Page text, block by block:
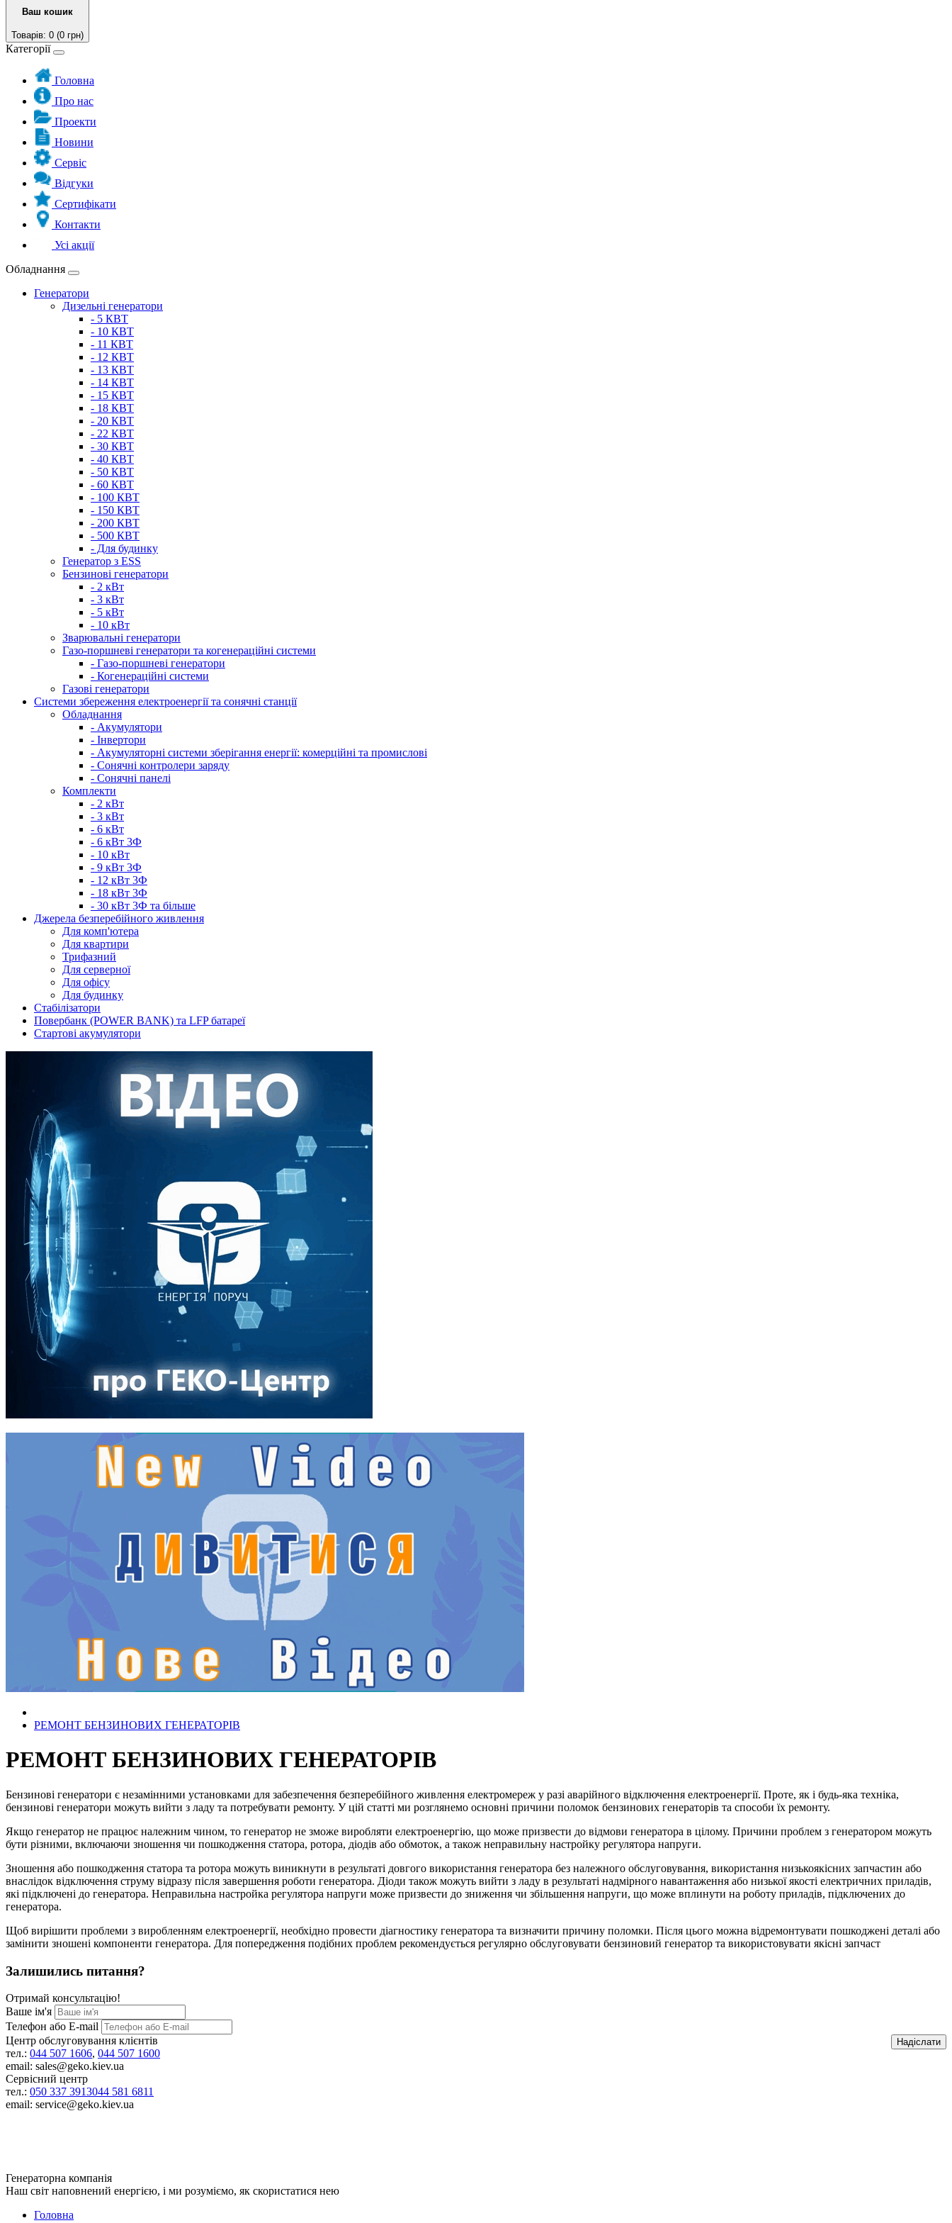
Ваш кошик
Товарів: 0 (0 грн)
Категорії
Головна
Про нас
Проекти
Новини
Сервіс
Відгуки
Сертифікати
Контакти
Усі акції
Обладнання
Генератори
Дизельні генератори
- 5 КВТ
- 10 КВТ
- 11 КВТ
- 12 КВТ
- 13 КВТ
- 14 КВТ
- 15 КВТ
- 18 КВТ
- 20 КВТ
- 22 КВТ
- 30 КВТ
- 40 КВТ
- 50 КВТ
- 60 КВТ
- 100 КВТ
- 150 КВТ
- 200 КВТ
- 500 КВТ
- Для будинку
Генератор з ESS
Бензинові генератори
- 2 кВт
- 3 кВт
- 5 кВт
- 10 кВт
Зварювальні генератори
Газо-поршневі генератори та когенераційні системи
- Газо-поршневі генератори
- Когенераційні системи
Газові генератори
Системи збереження електроенергії та сонячні станції
Обладнання
- Акумулятори
- Інвертори
- Акумуляторні системи зберігання енергії: комерційні та промислові
- Сонячні контролери заряду
- Сонячні панелі
Комплекти
- 2 кВт
- 3 кВт
- 6 кВт
- 6 кВт 3Ф
- 10 кВт
- 9 кВт 3Ф
- 12 кВт 3Ф
- 18 кВт 3Ф
- 30 кВт 3Ф та більше
Джерела безперебійного живлення
Для комп'ютера
Для квартири
Трифазний
Для серверної
Для офісу
Для будинку
Стабілізатори
Повербанк (POWER BANK) та LFP батареї
Стартові акумулятори
РЕМОНТ БЕНЗИНОВИХ ГЕНЕРАТОРІВ
РЕМОНТ БЕНЗИНОВИХ ГЕНЕРАТОРІВ
Бензинові генератори є незамінними установками для забезпечення безперебійного живлення електромереж у разі аварійного відключення електроенергії. Проте, як і будь-яка техніка,
бензинові генератори можуть вийти з ладу та потребувати ремонту. У цій статті ми розглянемо основні причини поломок бензинових генераторів та способи їх ремонту.
Якщо генератор не працює належним чином, то генератор не зможе виробляти електроенергію, що може призвести до відмови генератора в цілому. Причини проблем з генератором можуть
бути різними, включаючи зношення чи пошкодження статора, ротора, діодів або обмоток, а також неправильну настройку регулятора напруги.
Зношення або пошкодження статора та ротора можуть виникнути в результаті довгого використання генератора без належного обслуговування, використання низькоякісних запчастин або
внаслідок відключення струму відразу після завершення роботи генератора. Діоди також можуть вийти з ладу в результаті надмірного навантаження або низької якості електричних приладів,
які підключені до генератора. Неправильна настройка регулятора напруги може призвести до зниження чи збільшення напруги, що може вплинути на роботу приладів, підключених до
генератора.
Щоб вирішити проблеми з виробленням електроенергії, необхідно провести діагностику генератора та визначити причину поломки. Після цього можна відремонтувати пошкоджені деталі або
замінити зношені компоненти генератора. Для попередження подібних проблем рекомендується регулярно обслуговувати бензиновий генератор та використовувати якісні запчаст
Залишились питання?
Отримай консультацію!
Ваше ім'я
Телефон або E-mail
Надіслати
Центр обслуговування клієнтів
тел.: 044 507 1606, 044 507 1600
email: sales@geko.kiev.ua
Сервісний центр
тел.: 050 337 3913044 581 6811
email: service@geko.kiev.ua
Генераторна компанія
Наш світ наповнений енергією, і ми розуміємо, як скористатися нею
Головна